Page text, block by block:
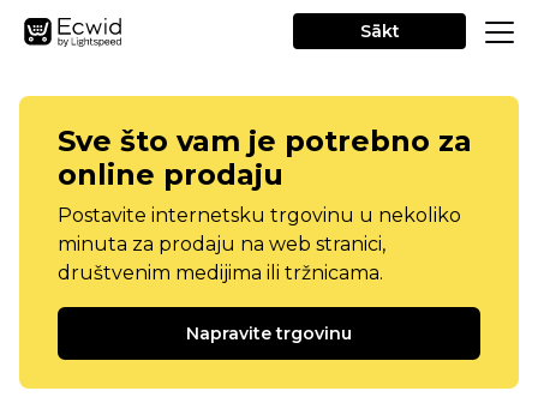
Sākt
Sve što vam je potrebno za
online prodaju
Postavite internetsku trgovinu u nekoliko
minuta za prodaju na web stranici,
društvenim medijima ili tržnicama.
Napravite trgovinu